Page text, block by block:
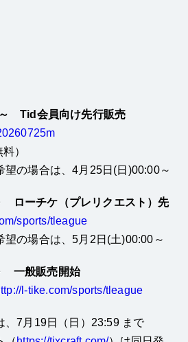
Tid会員向け先行販売
）
の場合は、4月25日(日)00:00～
ローチケ（プレリクエスト）先
sports/tleague
の場合は、5月2日(土)00:00～
一般販売開始
l-tike.com/sports/tleague
7月19日（日）23:59 まで